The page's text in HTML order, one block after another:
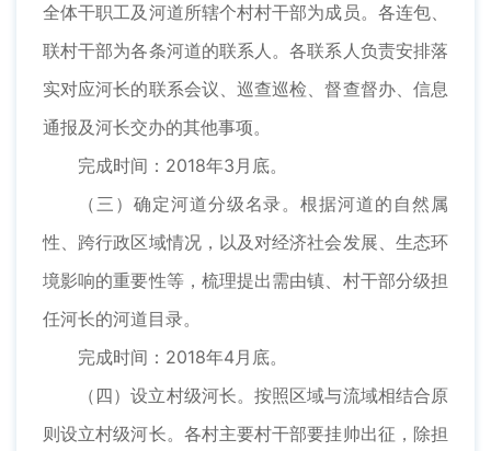
全体干职工及河道所辖个村村干部为成员。各连包、
联村干部为各条河道的联系人。各联系人负责安排落
实对应河长的联系会议、巡查巡检、督查督办、信息
通报及河长交办的其他事项。
完成时间：2018年3月底。
（三）确定河道分级名录。根据河道的自然属
性、跨行政区域情况，以及对经济社会发展、生态环
境影响的重要性等，梳理提出需由镇、村干部分级担
任河长的河道目录。
完成时间：2018年4月底。
（四）设立村级河长。按照区域与流域相结合原
则设立村级河长。各村主要村干部要挂帅出征，除担